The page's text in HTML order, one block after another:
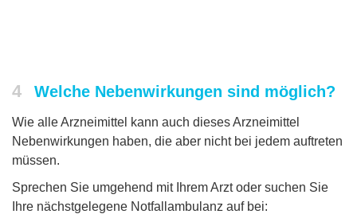
4 Welche Nebenwirkungen sind möglich?
Wie alle Arzneimittel kann auch dieses Arzneimittel
Nebenwirkungen haben, die aber nicht bei jedem auftreten
müssen.
Sprechen Sie umgehend mit Ihrem Arzt oder suchen Sie
Ihre nächstgelegene Notfallambulanz auf bei: